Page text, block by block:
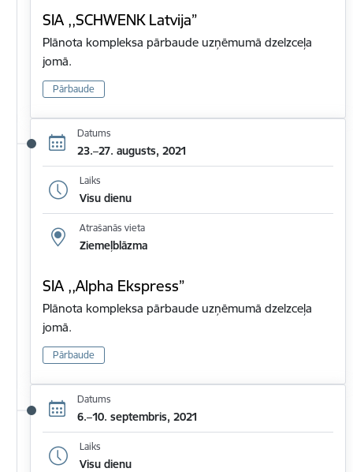
SIA ,,SCHWENK Latvija”
Plānota kompleksa pārbaude uzņēmumā dzelzceļa
jomā.
Pārbaude
Datums
23.–27. augusts, 2021
Laiks
Visu dienu
Atrašanās vieta
Ziemeļblāzma
SIA ,,Alpha Ekspress”
Plānota kompleksa pārbaude uzņēmumā dzelzceļa
jomā.
Pārbaude
Datums
6.–10. septembris, 2021
Laiks
Visu dienu